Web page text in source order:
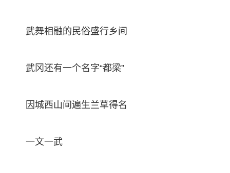
武舞相融的民俗盛行乡间
武冈还有一个名字“都梁”
因城西山间遍生兰草得名
一文一武